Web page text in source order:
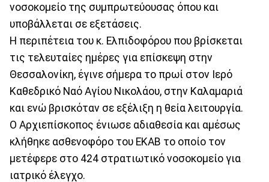
νοσοκομείο της συμπρωτεύουσας όπου και
υποβάλλεται σε εξετάσεις.
Η περιπέτεια του κ. Ελπιδοφόρου που βρίσκεται
τις τελευταίες ημέρες για επίσκεψη στην
Θεσσαλονίκη, έγινε σήμερα το πρωί στον Ιερό
Καθεδρικό Ναό Αγίου Νικολάου, στην Καλαμαριά
και ενώ βρισκόταν σε εξέλιξη η θεία λειτουργία.
Ο Αρχιεπίσκοπος ένιωσε αδιαθεσία και αμέσως
κλήθηκε ασθενοφόρο του ΕΚΑΒ το οποίο τον
μετέφερε στο 424 στρατιωτικό νοσοκομείο για
ιατρικό έλεγχο.